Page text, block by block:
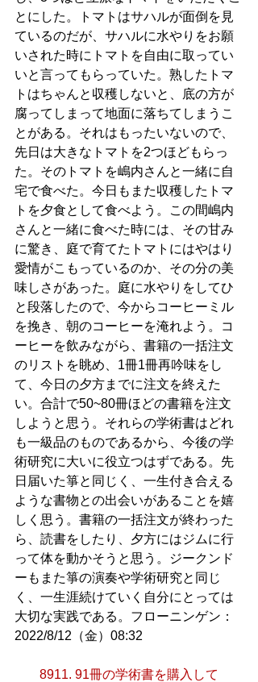
とにした。トマトはサハルが面倒を見
ているのだが、サハルに水やりをお願
いされた時にトマトを自由に取ってい
いと言ってもらっていた。熟したトマ
トはちゃんと収穫しないと、底の方が
腐ってしまって地面に落ちてしまうこ
とがある。それはもったいないので、
先日は大きなトマトを2つほどもらっ
た。そのトマトを嶋内さんと一緒に自
宅で食べた。今日もまた収穫したトマ
トを夕食として食べよう。この間嶋内
さんと一緒に食べた時には、その甘み
に驚き、庭で育てたトマトにはやはり
愛情がこもっているのか、その分の美
味しさがあった。庭に水やりをしてひ
と段落したので、今からコーヒーミル
を挽き、朝のコーヒーを淹れよう。コ
ーヒーを飲みながら、書籍の一括注文
のリストを眺め、1冊1冊再吟味をし
て、今日の夕方までに注文を終えた
い。合計で50~80冊ほどの書籍を注文
しようと思う。それらの学術書はどれ
も一級品のものであるから、今後の学
術研究に大いに役立つはずである。先
日届いた箏と同じく、一生付き合える
ような書物との出会いがあることを嬉
しく思う。書籍の一括注文が終わった
ら、読書をしたり、夕方にはジムに行
って体を動かそうと思う。ジークンド
ーもまた箏の演奏や学術研究と同じ
く、一生涯続けていく自分にとっては
大切な実践である。フローニンゲン：
2022/8/12（金）08:32
8911. 91冊の学術書を購入して